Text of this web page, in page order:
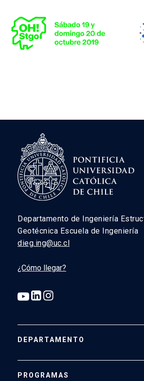
Departamento de Ingeniería
Geotécnica Escuela de Ingeniería
dieg.ing@uc.cl
¿Cómo llegar?
DEPARTAMENTO
PROGRAMAS